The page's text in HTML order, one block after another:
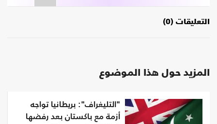
التعليقات (0)
المزيد حول هذا الموضوع
"التليغراف": بريطانيا تواجه
أزمة مع باكستان بعد رفضها